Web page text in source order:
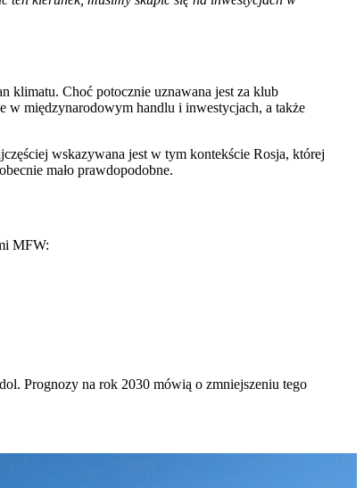
klimatu. Choć potocznie uznawana jest za klub
w międzynarodowym handlu i inwestycjach, a także
wskazywana jest w tym kontekście Rosja, której
mało prawdopodobne.
MFW:
Prognozy na rok 2030 mówią o zmniejszeniu tego